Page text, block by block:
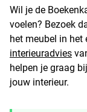
Wil je de
voelen? Bezoek
het meubel in het
interieuradvies
helpen je graag
jouw interieur.